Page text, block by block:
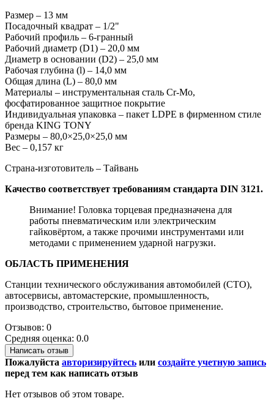
Размер – 13 мм
Посадочный квадрат – 1/2"
Рабочий профиль – 6-гранный
Рабочий диаметр (D1) – 20,0 мм
Диаметр в основании (D2) – 25,0 мм
Рабочая глубина (l) – 14,0 мм
Общая длина (L) – 80,0 мм
Материалы – инструментальная сталь Cr-Mo,
фосфатированное защитное покрытие
Индивидуальная упаковка – пакет LDPE в фирменном стиле
бренда KING TONY
Размеры – 80,0×25,0×25,0 мм
Вес – 0,157 кг
Страна-изготовитель – Тайвань
Качество соответствует требованиям стандарта DIN 3121.
Внимание! Головка торцевая предназначена для
работы пневматическим или электрическим
гайковёртом, а также прочими инструментами или
методами с применением ударной нагрузки.
ОБЛАСТЬ ПРИМЕНЕНИЯ
Станции технического обслуживания автомобилей (СТО),
автосервисы, автомастерские, промышленность,
производство, строительство, бытовое применение.
Отзывов: 0
Средняя оценка: 0.0
Написать отзыв
Пожалуйста авторизируйтесь или создайте учетную запись
перед тем как написать отзыв
Нет отзывов об этом товаре.